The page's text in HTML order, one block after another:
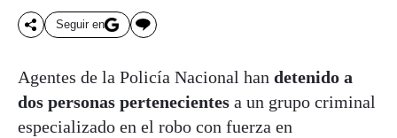
Seguir en
Agentes de la Policía Nacional han detenido a
dos personas pertenecientes a un grupo criminal
especializado en el robo con fuerza en